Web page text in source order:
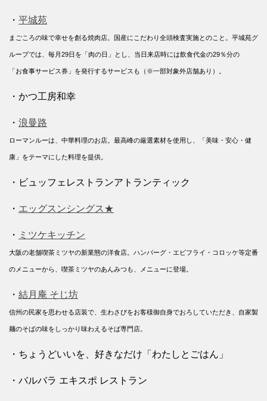
・ 平城苑
まごころの味で幸せを創る焼肉店。国産にこだわり全頭検査実施とのこと。平城苑グ
ループでは、毎月29日を「肉の日」とし、当日来店時には飲食代金の29％分の
「お食事サービス券」を発行するサービスも（※一部対象外店舗あり）。
・かつ工房和幸
・ 浪曼路
ローマンルーは、中華料理のお店。最高峰の厳選素材を使用し、「美味・安心・健
康」をテーマにした料理を提供。
・ビュッフェレストランアトランティック
・ エッグスンシングス★
・ ミツケキッチン
大阪の老舗喫茶ミツヤの新業態の洋食店。ハンバーグ・エビフライ・コロッケ等定番
のメニューから、喫茶ミツヤのあんみつも、メニューに登場。
・ 結月庵 そじ坊
信州の民家を思わせる店装で、生わさびをお客様御自身でおろしていただき、自家製
麺のそばの味をしっかり味わえるそば専門店。
・ちょうどいいを、好きなだけ「わたしとごはん」
・バルバラ エキスポ レストラン